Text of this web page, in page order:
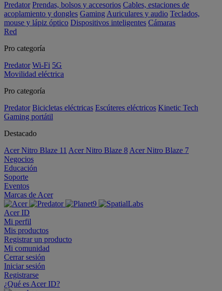
Predator Prendas, bolsos y accesorios Cables, estaciones de
acoplamiento y dongles Gaming Auriculares y audio Teclados,
mouse y lápiz óptico Dispositivos inteligentes Cámaras
Red
Pro categoría
Predator Wi-Fi 5G
Movilidad eléctrica
Pro categoría
Predator Bicicletas eléctricas Escúteres eléctricos Kinetic Tech
Gaming portátil
Destacado
Acer Nitro Blaze 11 Acer Nitro Blaze 8 Acer Nitro Blaze 7
Negocios
Educación
Soporte
Eventos
Marcas de Acer
Acer ID
Mi perfil
Mis productos
Registrar un producto
Mi comunidad
Cerrar sesión
Iniciar sesión
Registrarse
¿Qué es Acer ID?